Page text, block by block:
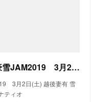
唯一無二の野外雪上フェス 豪雪JAM2019 3月2日(土) 越後妻有 雪花火特設会場＠あてま高原リゾートベルナティオ｜ホーム
3月2日(土) 越後妻有 雪
ティオ